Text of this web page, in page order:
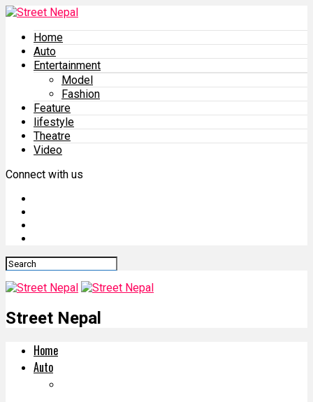
Home
Auto
Entertainment
Model
Fashion
Feature
lifestyle
Theatre
Video
Connect with us
Street Nepal
Home
Auto